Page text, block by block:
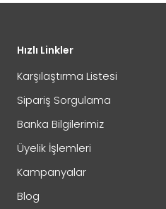
Hızlı Linkler
Karşılaştırma Listesi
Sipariş Sorgulama
Banka Bilgilerimiz
Üyelik İşlemleri
Kampanyalar
Blog